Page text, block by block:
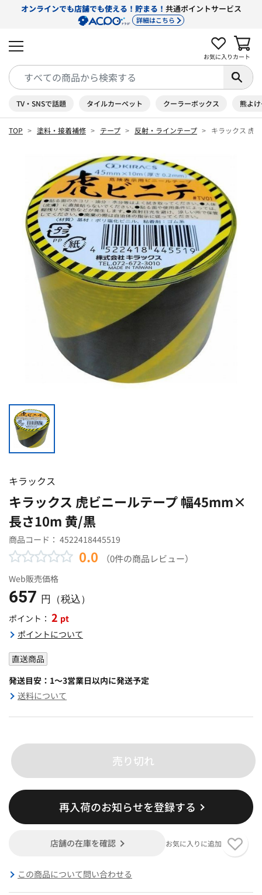
オンラインでも店舗でも使える！貯まる！ 共通ポイントサービス
詳細はこちら
お気に入り カート
TV・SNSで話題 タイルカーペット クーラーボックス 熊よ
TOP 塗料・接着補修 テープ 反射・ラインテープ キラックス 虎
キラックス
キラックス 虎ビニールテープ 幅45mm×
長さ10m 黄/黒
商品コード： 4522418445519
0.0 （0件の商品レビュー）
Web販売価格
657 円（税込）
ポイント： 2 pt
ポイントについて
直送商品
発送目安：1～3営業日以内に発送予定
送料について
売り切れ
再入荷のお知らせを登録する
店舗の在庫を確認 お気に入りに追加
この商品について問い合わせる